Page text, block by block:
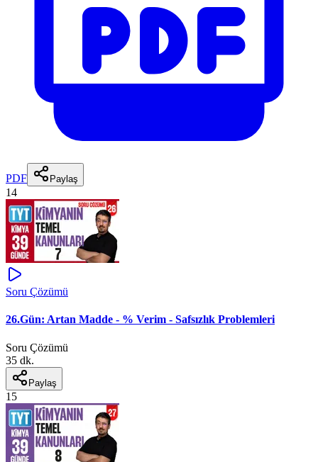
PDF Paylaş
14
Soru Çözümü
26.Gün: Artan Madde - % Verim - Safsızlık Problemleri
Soru Çözümü
35 dk.
Paylaş
15